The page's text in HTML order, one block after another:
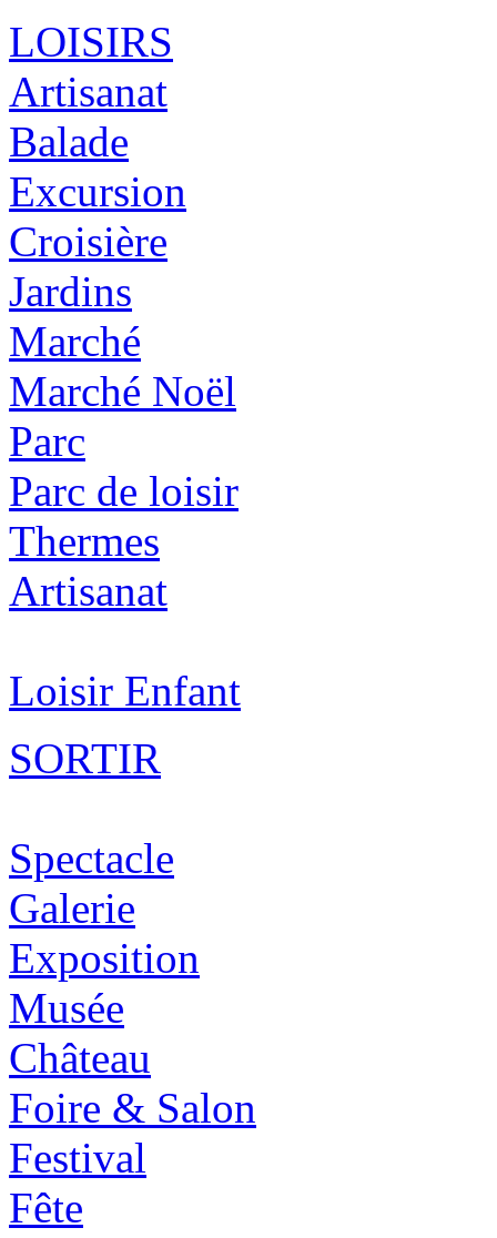
LOISIRS
Artisanat
Balade
Excursion
Croisière
Jardins
Marché
Marché Noël
Parc
Parc de loisir
Thermes
Artisanat
Loisir Enfant
SORTIR
Spectacle
Galerie
Exposition
Musée
Château
Foire & Salon
Festival
Fête